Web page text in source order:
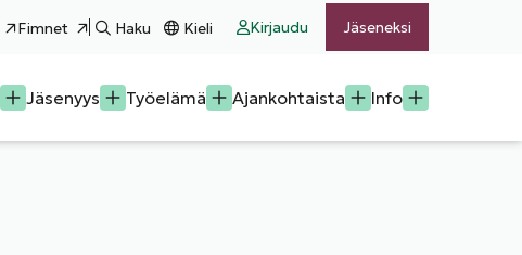
Fimnet Haku Kieli Kirjaudu Jäseneksi
Jäsenyys Työelämä Ajankohtaista Info